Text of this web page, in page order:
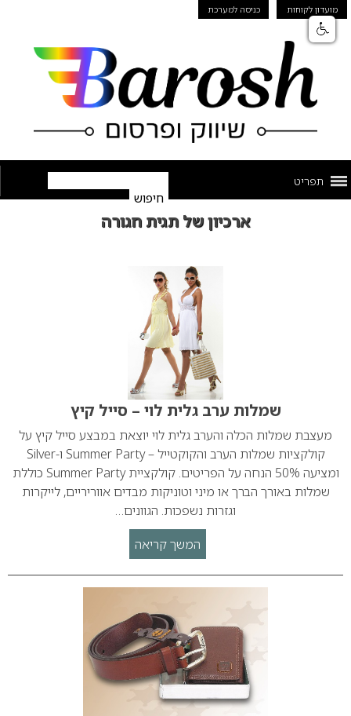
מועדון לקוחות כניסה למערכת
תפריט
ארכיון של תגית חגורה
שמלות ערב גלית לוי – סייל קיץ
מעצבת שמלות הכלה והערב גלית לוי יוצאת במבצע סייל קיץ על
קולקציות שמלות הערב והקוקטייל – Summer Party ו-Silver
ומציעה 50% הנחה על הפריטים. קולקציית Summer Party כוללת
שמלות באורך הברך או מיני וטוניקות מבדים אווריריים, לייקרות
וגזרות נשפכות. הגוונים…
המשך קריאה